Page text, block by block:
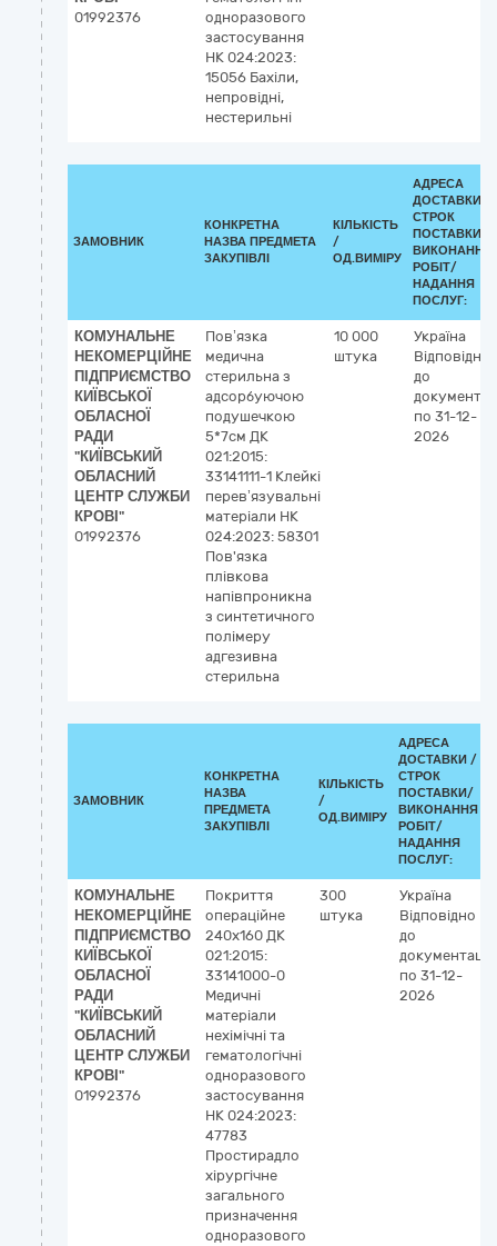
01992376
одноразового
застосування
НК 024:2023:
15056 Бахіли,
непровідні,
нестерильні
ЗАМОВНИК
КОНКРЕТНА
НАЗВА ПРЕДМЕТА
ЗАКУПІВЛІ
КІЛЬКІСТЬ
/
ОД.ВИМІРУ
АДРЕСА
ДОСТАВКИ /
СТРОК
ПОСТАВКИ/
ВИКОНАННЯ
РОБІТ/
НАДАННЯ
ПОСЛУГ:
КОМУНАЛЬНЕ
НЕКОМЕРЦІЙНЕ
ПІДПРИЄМСТВО
КИЇВСЬКОЇ
ОБЛАСНОЇ
РАДИ
"КИЇВСЬКИЙ
ОБЛАСНИЙ
ЦЕНТР СЛУЖБИ
КРОВІ"
01992376
Пов’язка
медична
стерильна з
адсорбуючою
подушечкою
5*7см ДК
021:2015:
33141111-1 Клейкі
перев’язувальні
матеріали НК
024:2023: 58301
Пов'язка
плівкова
напівпроникна
з синтетичного
полімеру
адгезивна
стерильна
10 000
штука
Україна
Відповідно
до
по 31-12-
2026
ЗАМОВНИК
КОНКРЕТНА
НАЗВА
ПРЕДМЕТА
ЗАКУПІВЛІ
КІЛЬКІСТЬ
/
ОД.ВИМІРУ
АДРЕСА
ДОСТАВКИ /
СТРОК
ПОСТАВКИ/
ВИКОНАННЯ
РОБІТ/
НАДАННЯ
ПОСЛУГ:
КОМУНАЛЬНЕ
НЕКОМЕРЦІЙНЕ
ПІДПРИЄМСТВО
КИЇВСЬКОЇ
ОБЛАСНОЇ
РАДИ
"КИЇВСЬКИЙ
ОБЛАСНИЙ
ЦЕНТР СЛУЖБИ
КРОВІ"
01992376
Покриття
операційне
240х160 ДК
021:2015:
33141000-0
Медичні
матеріали
нехімічні та
гематологічні
одноразового
застосування
НК 024:2023:
47783
Простирадло
хірургічне
загального
призначення
одноразового
300
штука
Україна
Відповідно
до
документації
по 31-12-
2026